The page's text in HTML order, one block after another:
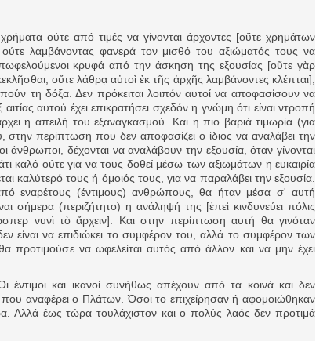
που χάνονται στον καιρό…
στο Λεοντάρι!
ούτε από τιμές να γίνονται άρχοντες [οὔτε χρημάτων
ούτε λαμβάνοντας φανερά τον μισθό του αξιώματός τους να
κρυφά από την άσκηση της εξουσίας [οὔτε γὰρ
οὔτε λάθρᾳ αὐτοὶ ἐκ τῆς ἀρχῆς λαμβάνοντες κλέπται],
τη δόξα. Δεν πρόκειται λοιπόν αυτοί να αποφασίσουν να
αυτού έχει επικρατήσει σχεδόν η γνώμη ότι είναι ντροπή
η απειλή του εξαναγκασμού. Και η πιο βαριά τιμωρία (για
στην περίπτωση που δεν αποφασίζει ο ίδιος να αναλάβει την
άνθρωποι, δέχονται να αναλάβουν την εξουσία, όταν γίνονται
καλό ούτε για να τους δοθεί μέσω των αξιωμάτων η ευκαιρία
τους ή όμοιός τους, για να παραλάβει την εξουσία.
εναρέτους (έντιμους) ανθρώπους, θα ήταν μέσα σ' αυτή
σήμερα (περιζήτητο) η ανάληψή της [ἐπεὶ κινδυνεύει πόλις
νυνὶ τὸ ἄρχειν]. Και στην περίπτωση αυτή θα γινόταν
είναι να επιδιώκει το συμφέρον του, αλλά το συμφέρον των
να ωφελείται αυτός από άλλον και να μην έχει
και ικανοί συνήθως απέχουν από τα κοινά και δεν
που αναφέρει ο Πλάτων. Όσοι το επιχείρησαν ή αφομοιώθηκαν
Αλλά έως τώρα τουλάχιστον και ο πολύς λαός δεν προτιμά